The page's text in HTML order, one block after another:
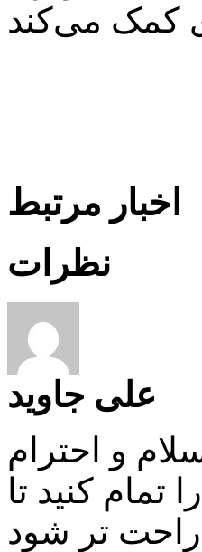
اخبار مرتبط
نظرات
علی جاوید
و احترام
تمام کنید تا
تر شود